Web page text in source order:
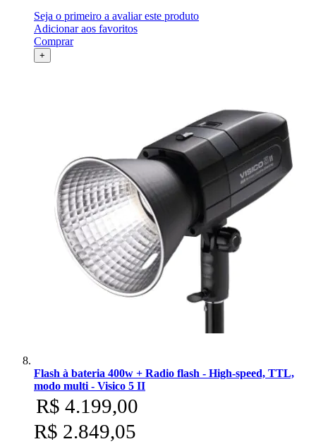
Seja o primeiro a avaliar este produto
Adicionar aos favoritos
Comprar
+
Flash à bateria 400w + Radio flash - High-speed, TTL,
modo multi - Visico 5 II
R$ 4.199,00
R$ 2.849,05